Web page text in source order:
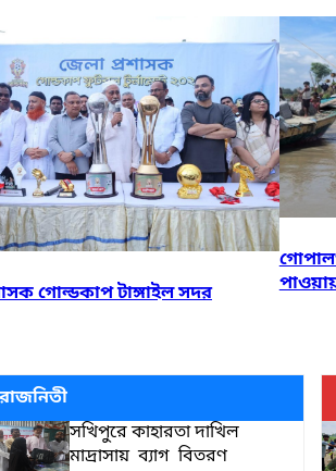
গোল্ডকাপ টাঙ্গাইল সদর
রাজনিতী
সখিপুরে কাহারতা দাখিল
মাদ্রাসায় ব্যাগ বিতরণ